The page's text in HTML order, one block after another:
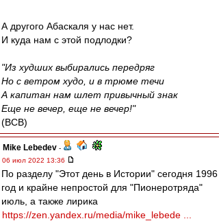
А другого Абаскаля у нас нет.
И куда нам с этой подлодки?
"Из худших выбирались передряг
Но с ветром худо, и в трюме течи
А капитан нам шлет привычный знак
Еще не вечер, еще не вечер!"
(ВСВ)
Mike Lebedev -
06 июл 2022 13:36
По разделу "Этот день в Истории" сегодня 1996
год и крайне непростой для "Пионеротряда"
июль, а также лирика
https://zen.yandex.ru/media/mike_lebede ...